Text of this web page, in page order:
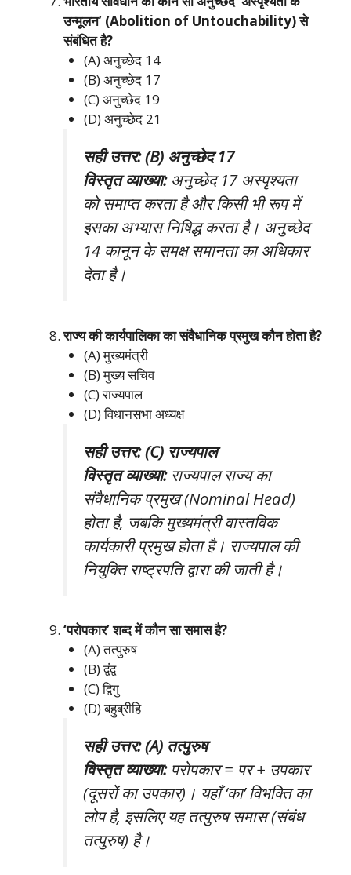
उन्मूलन’ (Abolition of Untouchability) से
संबंधित है?
(A) अनुच्छेद 14
(B) अनुच्छेद 17
(C) अनुच्छेद 19
(D) अनुच्छेद 21
सही उत्तर: (B) अनुच्छेद 17
विस्तृत व्याख्या:अनुच्छेद 17 अस्पृश्यता
को समाप्त करता है और किसी भी रूप में
इसका अभ्यास निषिद्ध करता है। अनुच्छेद
14 कानून के समक्ष समानता का अधिकार
देता है।
राज्य की कार्यपालिका का संवैधानिक प्रमुख कौन होता है?
(A) मुख्यमंत्री
(B) मुख्य सचिव
(C) राज्यपाल
(D) विधानसभा अध्यक्ष
सही उत्तर: (C) राज्यपाल
विस्तृत व्याख्या:राज्यपाल राज्य का
संवैधानिक प्रमुख (Nominal Head)
होता है, जबकि मुख्यमंत्री वास्तविक
कार्यकारी प्रमुख होता है। राज्यपाल की
नियुक्ति राष्ट्रपति द्वारा की जाती है।
‘परोपकार’ शब्द में कौन सा समास है?
(A) तत्पुरुष
(B) द्वंद्व
(C) द्विगु
(D) बहुब्रीहि
सही उत्तर: (A) तत्पुरुष
विस्तृत व्याख्या:परोपकार = पर + उपकार
(दूसरों का उपकार)। यहाँ ‘का’ विभक्ति का
लोप है, इसलिए यह तत्पुरुष समास (संबंध
तत्पुरुष) है।